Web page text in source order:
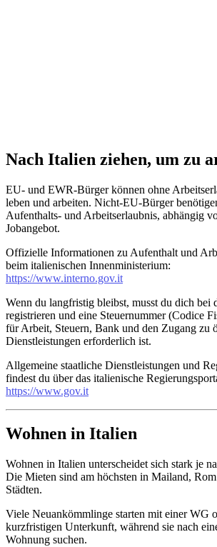
Nach Italien ziehen, um zu
EU- und EWR-Bürger können ohne
leben und arbeiten. Nicht-EU-Bürger
Aufenthalts- und Arbeitserlaubnis, abhängig
Jobangebot.
Offizielle Informationen zu Aufenthalt und
beim italienischen Innenministerium:
https://www.interno.gov.it
Wenn du langfristig bleibst, musst du dich bei
registrieren und eine Steuernummer (Codice
für Arbeit, Steuern, Bank und den Zugang zu
Dienstleistungen erforderlich ist.
Allgemeine staatliche Dienstleistungen und
findest du über das italienische
https://www.gov.it
Wohnen in Italien
Wohnen in Italien unterscheidet sich stark je
Die Mieten sind am höchsten in Mailand,
Städten.
Viele Neuankömmlinge starten mit einer WG
kurzfristigen Unterkunft, während sie nach
Wohnung suchen.